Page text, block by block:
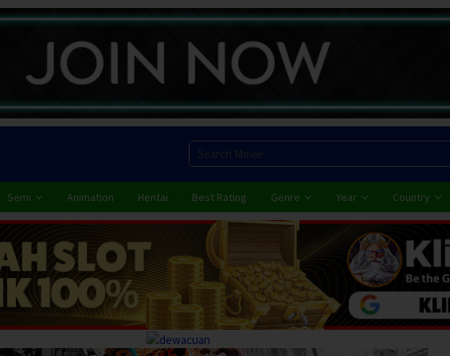
Semi Animation Hentai Best Rating Genre Year Country